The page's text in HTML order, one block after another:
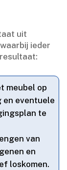
uit
ieder
meubel op
en eventuele
te
van
en
loskomen.​